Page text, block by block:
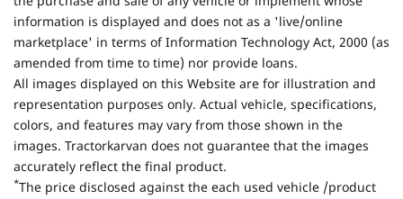
information is displayed and does not as a 'live/online
marketplace' in terms of Information Technology Act, 2000 (as
amended from time to time) nor provide loans.
All images displayed on this Website are for illustration and
representation purposes only. Actual vehicle, specifications,
colors, and features may vary from those shown in the
images. Tractorkarvan does not guarantee that the images
accurately reflect the final product.
*The price disclosed against the each used vehicle /product